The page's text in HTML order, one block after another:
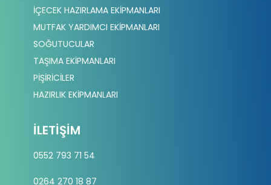
İÇECEK HAZIRLAMA EKİPMANLARI
MUTFAK YARDIMCI EKİPMANLARI
SOĞUTUCULAR
TAŞIMA EKİPMANLARI
PİŞİRİCİLER
HAZIRLIK EKİPMANLARI
İLETIŞIM
0552 793 71 54
0264 270 18 87